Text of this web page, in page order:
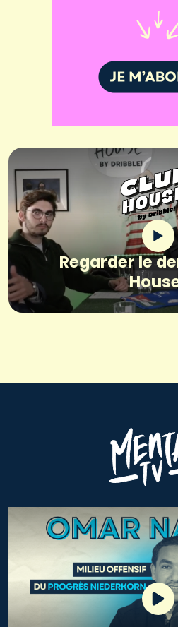
Regarder le